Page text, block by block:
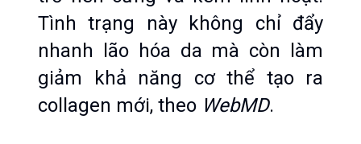
Tình trạng này không chỉ đẩy
nhanh lão hóa da mà còn làm
giảm khả năng cơ thể tạo ra
collagen mới, theo WebMD.